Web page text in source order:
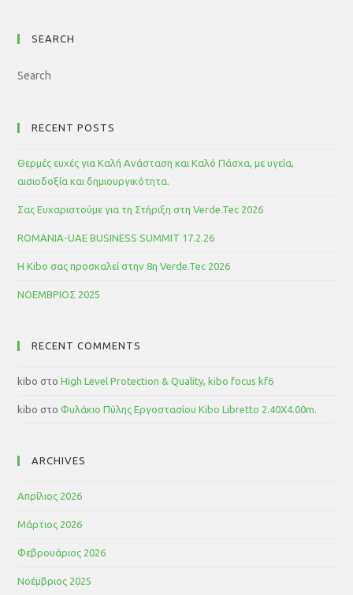
SEARCH
RECENT POSTS
Θερμές ευχές για Καλή Ανάσταση και Καλό Πάσχα, με υγεία,
αισιοδοξία και δημιουργικότητα.
Σας Ευχαριστούμε για τη Στήριξη στη Verde.Tec 2026
ROMANIA-UAE BUSINESS SUMMIT 17.2.26
Η Kibo σας προσκαλεί στην 8η Verde.Tec 2026
ΝΟΕΜΒΡΙΟΣ 2025
RECENT COMMENTS
kibo στοHigh Level Protection & Quality, kibo focus kf6
kibo στοΦυλάκιο Πύλης Εργοστασίου Kibo Libretto 2.40Χ4.00m.
ARCHIVES
Απρίλιος 2026
Μάρτιος 2026
Φεβρουάριος 2026
Νοέμβριος 2025